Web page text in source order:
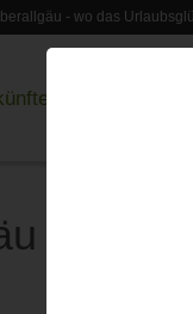
- wo das